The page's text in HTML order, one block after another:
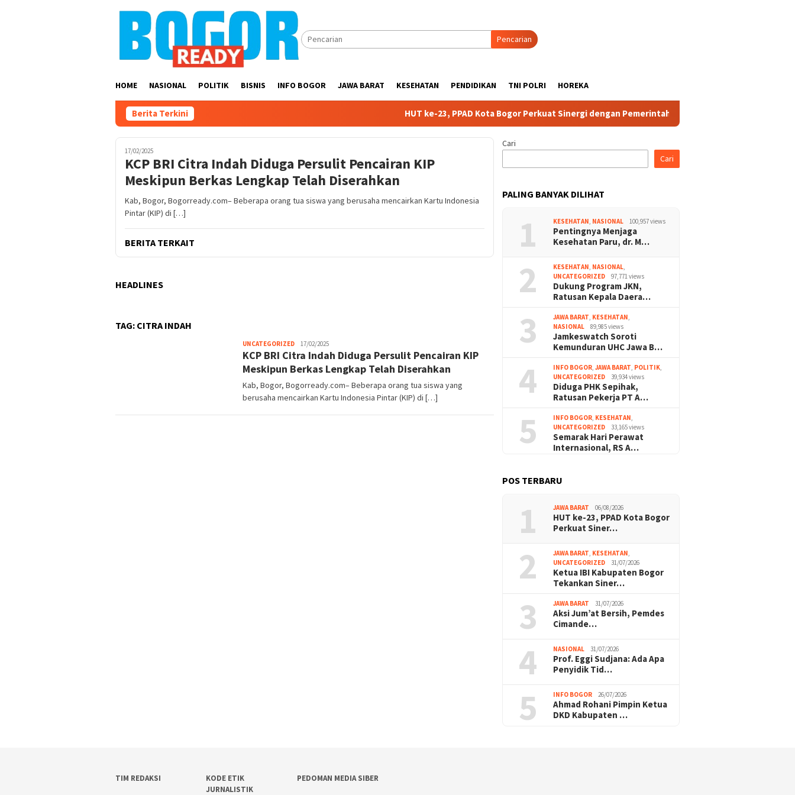
Pencarian
HOME NASIONAL POLITIK BISNIS INFO BOGOR JAWA BARAT KESEHATAN PENDIDIKAN TNI POLRI HOREKA
Berita Terkini HUT ke-23, PPAD Kota Bogor Perkuat Sinergi dengan Pemerintah dan Komponen Masyarakat
17/02/2025
KCP BRI Citra Indah Diduga Persulit Pencairan KIP
Meskipun Berkas Lengkap Telah Diserahkan
Kab, Bogor, Bogorready.com– Beberapa orang tua siswa yang berusaha mencairkan Kartu Indonesia
Pintar (KIP) di […]
BERITA TERKAIT
HEADLINES
TAG: CITRA INDAH
UNCATEGORIZED Tim
Bogor
17/02/2025
KCP BRI Citra Indah Diduga Persulit Pencairan KIP
Meskipun Berkas Lengkap Telah Diserahkan
Kab, Bogor, Bogorready.com– Beberapa orang tua siswa yang
berusaha mencairkan Kartu Indonesia Pintar (KIP) di […]
Cari
Cari
PALING BANYAK DILIHAT
1 KESEHATAN, NASIONAL 100,957 views
Pentingnya Menjaga
Kesehatan Paru, dr. M…
2 KESEHATAN, NASIONAL,
UNCATEGORIZED
97,771 views
Dukung Program JKN,
Ratusan Kepala Daera…
3 JAWA BARAT, KESEHATAN,
NASIONAL
89,985 views
Jamkeswatch Soroti
Kemunduran UHC Jawa B…
4 INFO BOGOR,JAWA BARAT, POLITIK,
UNCATEGORIZED
39,934 views
Diduga PHK Sepihak,
Ratusan Pekerja PT A…
5 INFO BOGOR, KESEHATAN,
UNCATEGORIZED
33,165 views
Semarak Hari Perawat
Internasional, RS A…
POS TERBARU
1 JAWA BARAT 06/08/2026
HUT ke-23, PPAD Kota Bogor
Perkuat Siner…
2 JAWA BARAT, KESEHATAN,
UNCATEGORIZED
31/07/2026
Ketua IBI Kabupaten Bogor
Tekankan Siner…
3 JAWA BARAT 31/07/2026
Aksi Jum’at Bersih, Pemdes
Cimande…
4 NASIONAL 31/07/2026
Prof. Eggi Sudjana: Ada Apa
Penyidik Tid…
5 INFO BOGOR 26/07/2026
Ahmad Rohani Pimpin Ketua
DKD Kabupaten …
TIM REDAKSI
KODE ETIK
JURNALISTIK
PEDOMAN MEDIA SIBER